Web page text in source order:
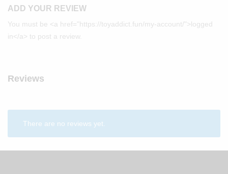
ADD YOUR REVIEW
You must be <a href="https://toyaddict.fun/my-account/">logged
in</a> to post a review.
Reviews
There are no reviews yet.